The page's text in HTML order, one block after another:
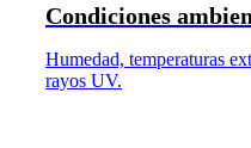
Condiciones
Humedad, temperaturas
rayos UV.